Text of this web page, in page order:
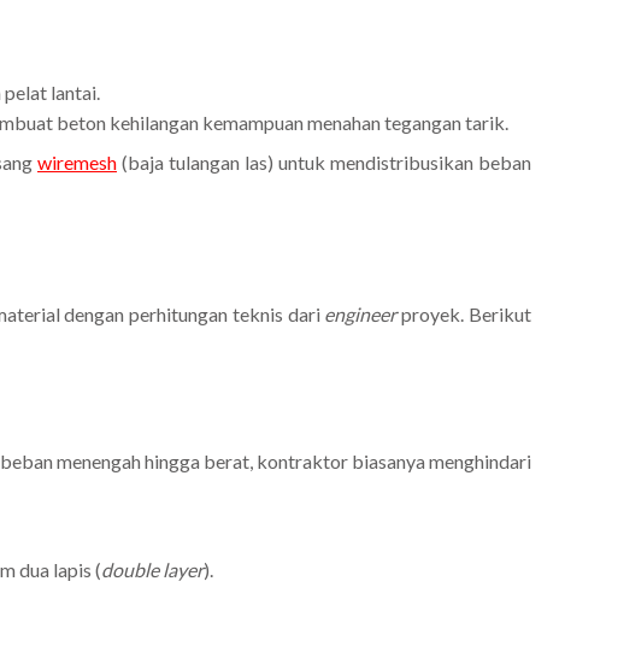
lantai.
beton kehilangan kemampuan menahan tegangan tarik.
wiremesh (baja tulangan las) untuk mendistribusikan beban
dengan perhitungan teknis dari engineerproyek. Berikut
menengah hingga berat, kontraktor biasanya menghindari
dua lapis (double layer).